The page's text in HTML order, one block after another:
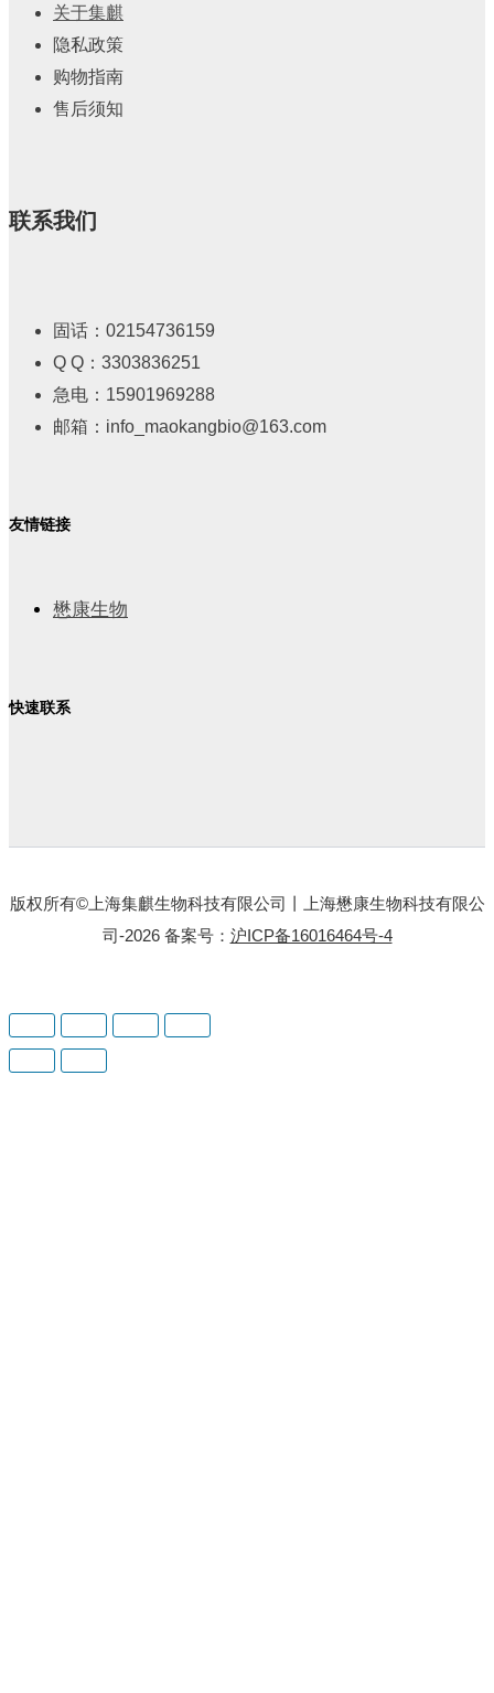
关于集麒
隐私政策
购物指南
售后须知
联系我们
固话：02154736159
Q Q：3303836251
急电：15901969288
邮箱：info_maokangbio@163.com
友情链接
懋康生物
快速联系
版权所有©上海集麒生物科技有限公司丨上海懋康生物科技有限公
司-2026 备案号： 沪ICP备16016464号-4